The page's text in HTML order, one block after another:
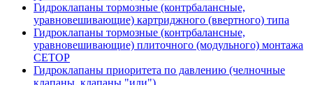
Гидроклапаны тормозные (контрбалансные,
уравновешивающие) картриджного (ввертного) типа
Гидроклапаны тормозные (контрбалансные,
уравновешивающие) плиточного (модульного) монтажа
CETOP
Гидроклапаны приоритета по давлению (челночные
клапаны, клапаны "или")